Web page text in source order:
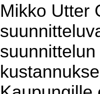
Mikko Utter